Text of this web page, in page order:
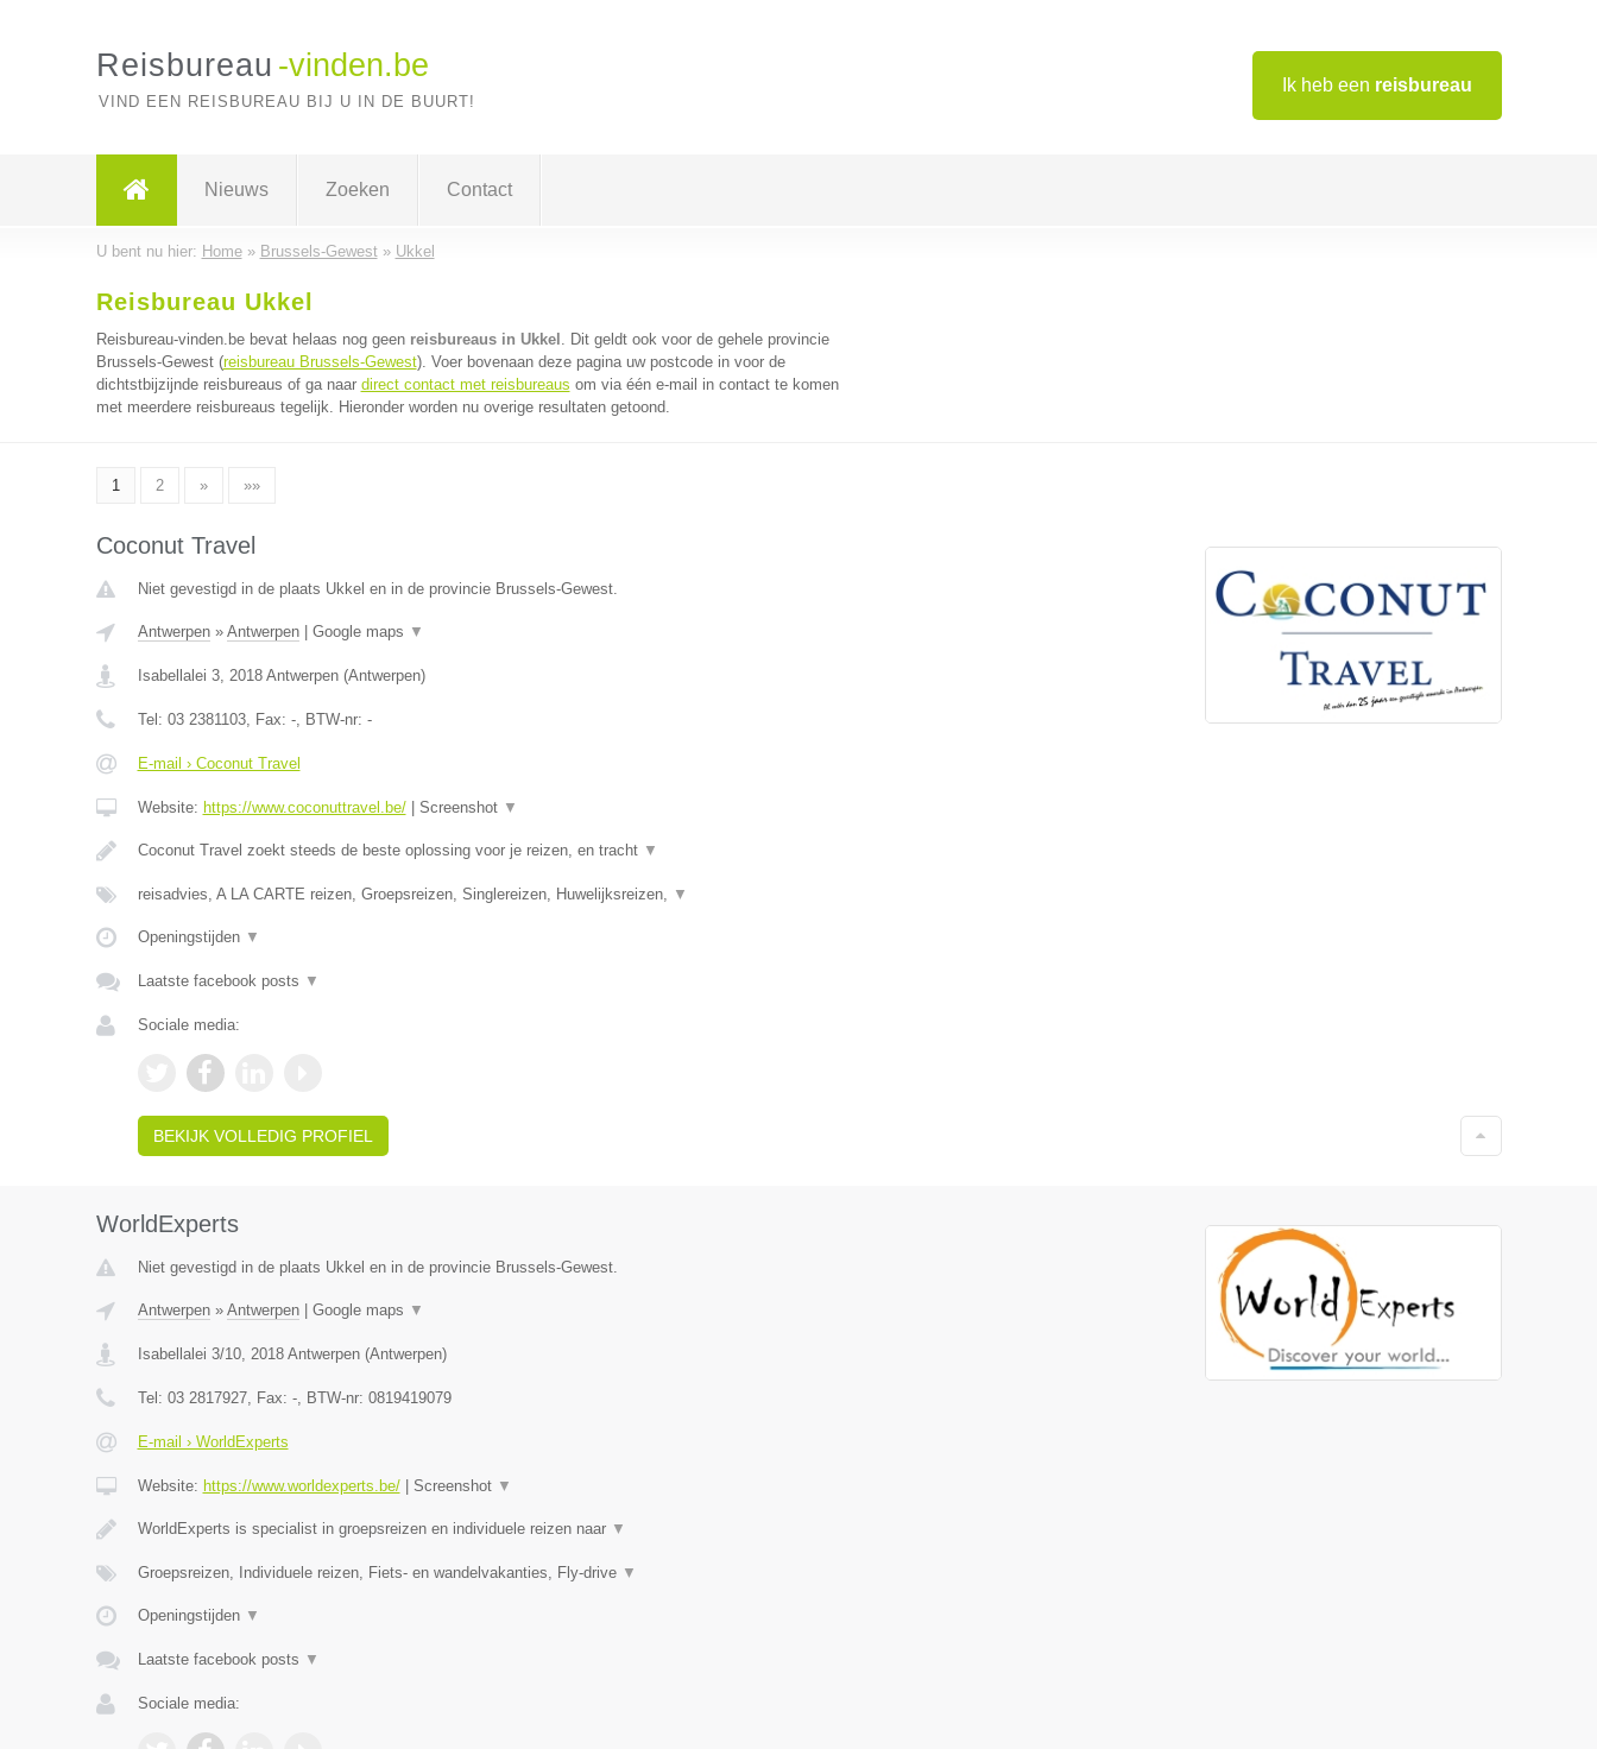
Ik heb een reisbureau
Reisbureau -vinden.be
VIND EEN REISBUREAU BIJ U IN DE BUURT!
Nieuws Zoeken Contact
U bent nu hier: Home» Brussels-Gewest» Ukkel
Reisbureau Ukkel
Reisbureau-vinden.be bevat helaas nog geen reisbureaus in Ukkel . Dit geldt ook voor de gehele provincie
Brussels-Gewest (reisbureau Brussels-Gewest). Voer bovenaan deze pagina uw postcode in voor de
dichtstbijzijnde reisbureaus of ga naar direct contact met reisbureaus om via één e-mail in contact te komen
met meerdere reisbureaus tegelijk. Hieronder worden nu overige resultaten getoond.
1 2 » »»
Coconut Travel
Niet gevestigd in de plaats Ukkel en in de provincie Brussels-Gewest.
Antwerpen» Antwerpen| Google maps ▼
Isabellalei 3, 2018 Antwerpen(Antwerpen)
Tel: 03 2381103, Fax: -, BTW-nr: -
E-mail › Coconut Travel
Website: https://www.coconuttravel.be/| Screenshot ▼
Coconut Travel zoekt steeds de beste oplossing voor je reizen, en tracht ▼
reisadvies, A LA CARTE reizen, Groepsreizen, Singlereizen, Huwelijksreizen, ▼
Openingstijden ▼
Laatste facebook posts ▼
Sociale media:
BEKIJK VOLLEDIG PROFIEL
WorldExperts
Niet gevestigd in de plaats Ukkel en in de provincie Brussels-Gewest.
Antwerpen» Antwerpen| Google maps ▼
Isabellalei 3/10, 2018 Antwerpen(Antwerpen)
Tel: 03 2817927, Fax: -, BTW-nr: 0819419079
E-mail › WorldExperts
Website: https://www.worldexperts.be/| Screenshot ▼
WorldExperts is specialist in groepsreizen en individuele reizen naar ▼
Groepsreizen, Individuele reizen, Fiets- en wandelvakanties, Fly-drive ▼
Openingstijden ▼
Laatste facebook posts ▼
Sociale media: